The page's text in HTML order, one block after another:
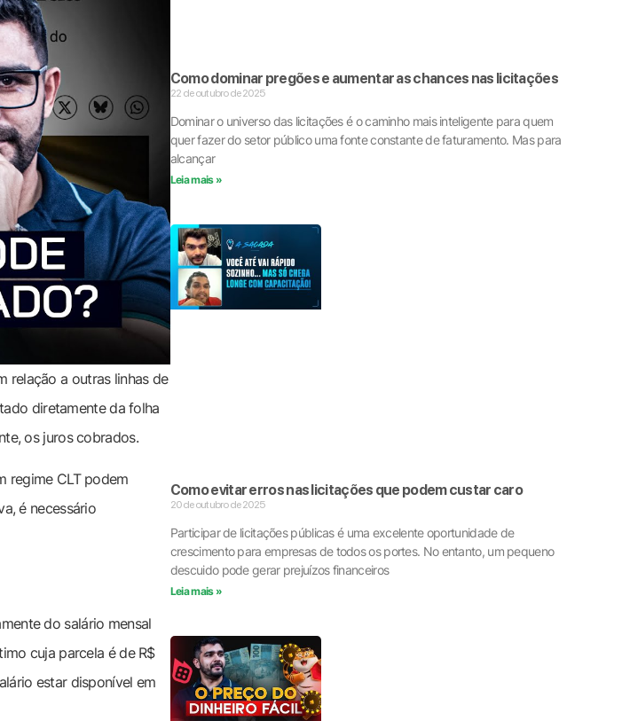
relação a outras linhas de
diretamente da folha
os juros cobrados.
regime CLT podem
é necessário
do salário mensal
cuja parcela é de R$
estar disponível em
Como dominar pregões e aumentar as chances nas licitações
22 de outubro de 2025
Dominar o universo das licitações é o caminho mais inteligente para quem
quer fazer do setor público uma fonte constante de faturamento. Mas para
alcançar
Leia mais »
Como evitar erros nas licitações que podem custar caro
20 de outubro de 2025
Participar de licitações públicas é uma excelente oportunidade de
crescimento para empresas de todos os portes. No entanto, um pequeno
descuido pode gerar prejuízos financeiros
Leia mais »